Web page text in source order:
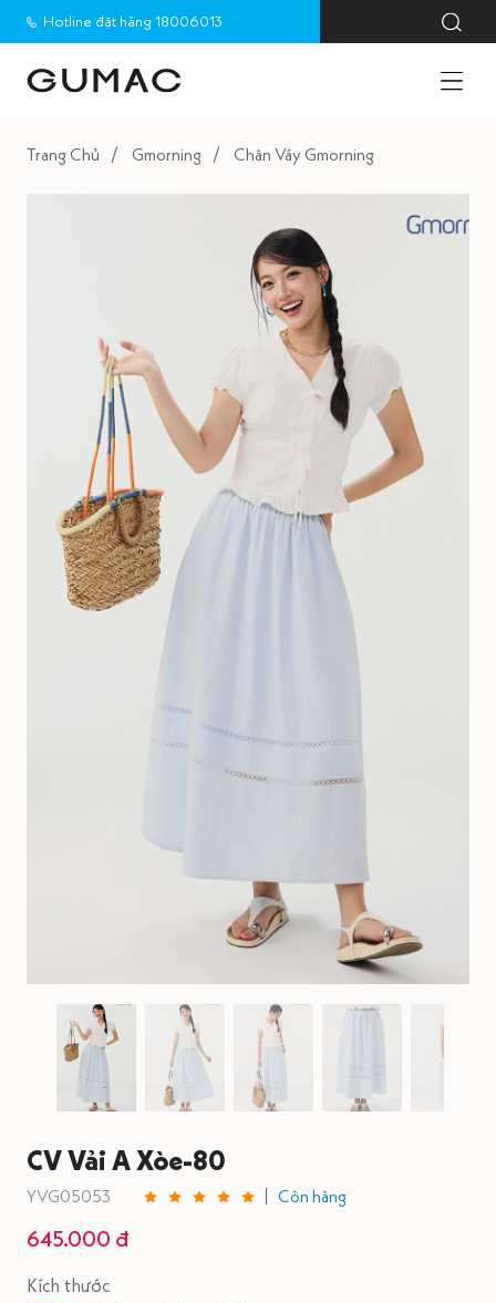
Hotline đặt hàng 18006013
Trang Chủ Gmorning Chân Váy Gmorning
CV Vải A Xòe-80
YVG05053 Còn hàng
645.000 đ
Kích thước